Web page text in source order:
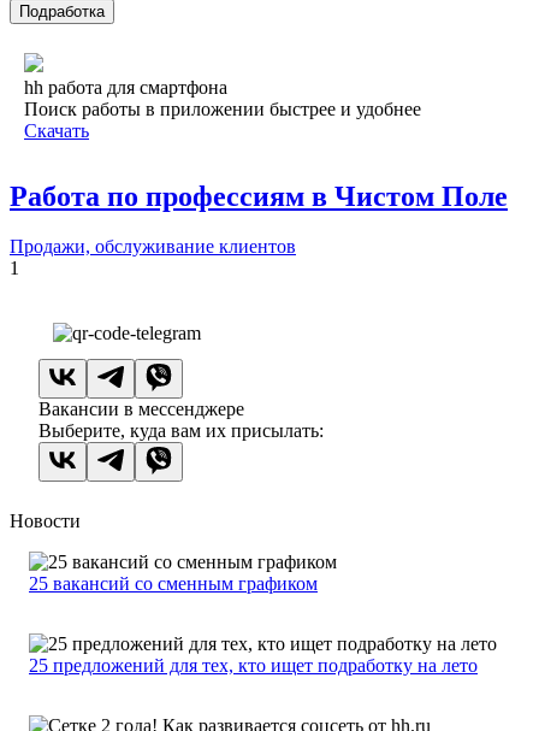
Подработка
hh работа для смартфона
Поиск работы в приложении быстрее и удобнее
Скачать
Работа по профессиям в Чистом Поле
Продажи, обслуживание клиентов
1
Вакансии в мессенджере
Выберите, куда вам их присылать:
Новости
25 вакансий со сменным графиком
25 предложений для тех, кто ищет подработку на лето